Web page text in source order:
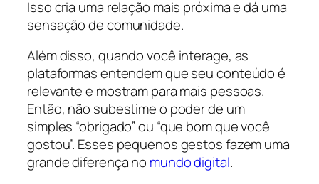
Isso cria uma relação mais próxima e dá uma
sensação de comunidade.
Além disso, quando você interage, as
plataformas entendem que seu conteúdo é
relevante e mostram para mais pessoas.
Então, não subestime o poder de um
simples “obrigado” ou “que bom que você
gostou”. Esses pequenos gestos fazem uma
grande diferença no mundo digital.